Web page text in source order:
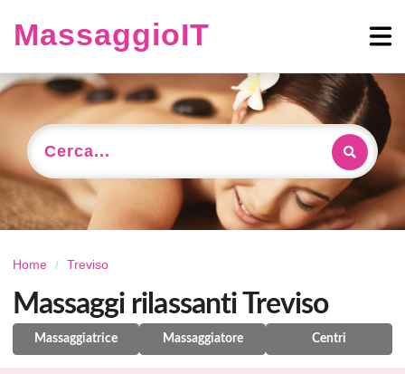
MassaggioIT
Cerca...
Home Treviso
Massaggi rilassanti Treviso
Massaggiatrice Massaggiatore Centri